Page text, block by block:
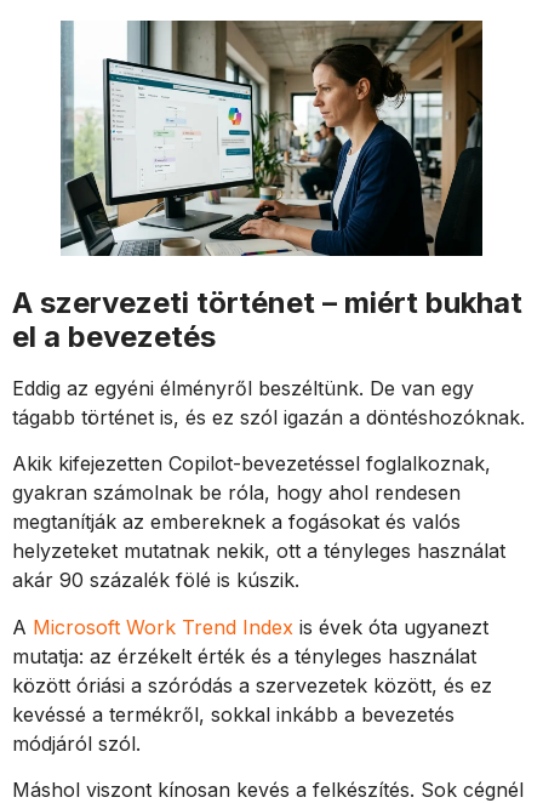
A szervezeti történet – miért bukhat
el a bevezetés
Eddig az egyéni élményről beszéltünk. De van egy
tágabb történet is, és ez szól igazán a döntéshozóknak.
Akik kifejezetten Copilot-bevezetéssel foglalkoznak,
gyakran számolnak be róla, hogy ahol rendesen
megtanítják az embereknek a fogásokat és valós
helyzeteket mutatnak nekik, ott a tényleges használat
akár 90 százalék fölé is kúszik.
A Microsoft Work Trend Index is évek óta ugyanezt
mutatja: az érzékelt érték és a tényleges használat
között óriási a szóródás a szervezetek között, és ez
kevéssé a termékről, sokkal inkább a bevezetés
módjáról szól.
Máshol viszont kínosan kevés a felkészítés. Sok cégnél